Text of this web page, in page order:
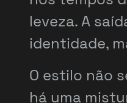
leveza. A
identidade,
O estilo não
há uma